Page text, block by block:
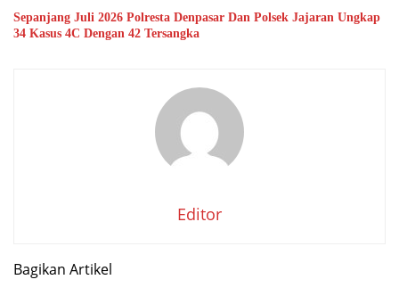
Sepanjang Juli 2026 Polresta Denpasar Dan Polsek Jajaran Ungkap
34 Kasus 4C Dengan 42 Tersangka
Editor
Bagikan Artikel